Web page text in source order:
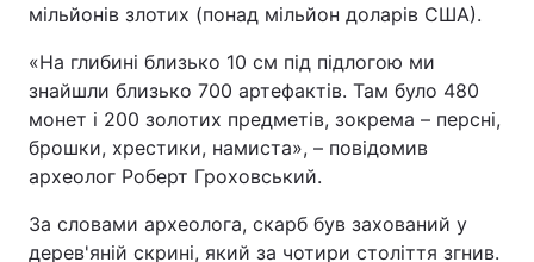
мільйонів злотих (понад мільйон доларів США).
«На глибині близько 10 см під підлогою ми
знайшли близько 700 артефактів. Там було 480
монет і 200 золотих предметів, зокрема – персні,
брошки, хрестики, намиста», – повідомив
археолог Роберт Гроховський.
За словами археолога, скарб був захований у
дерев'яній скрині, який за чотири століття згнив.